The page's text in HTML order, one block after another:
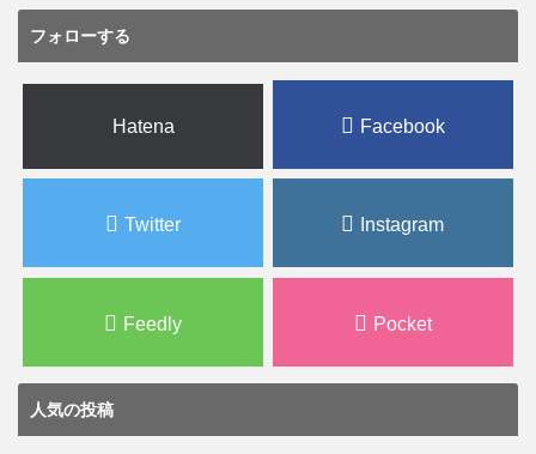
フォローする
Hatena Facebook
Twitter Instagram
Feedly Pocket
人気の投稿